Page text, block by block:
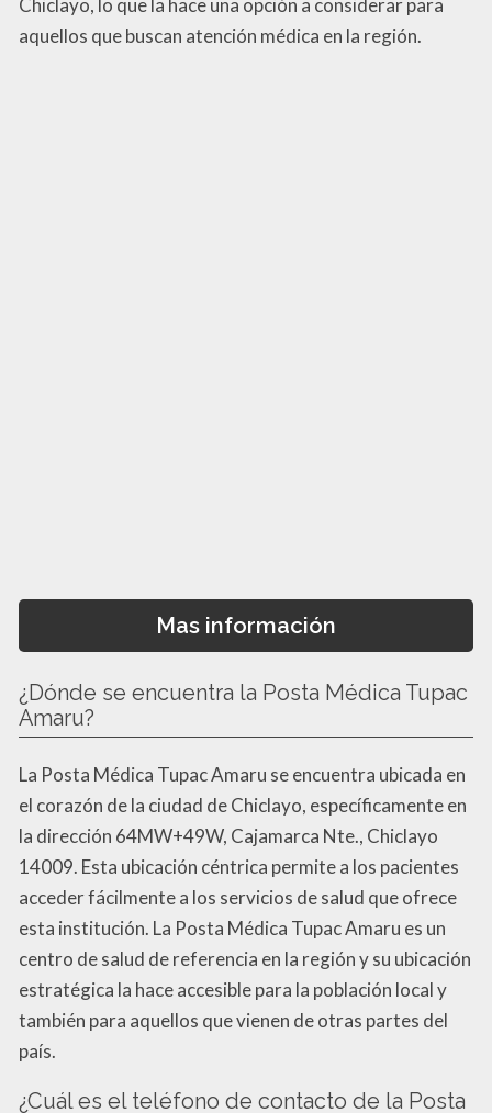
aquellos que buscan atención médica en la región.
Mas información
¿Dónde se encuentra la Posta Médica Tupac
Amaru?
La Posta Médica Tupac Amaru se encuentra ubicada en
el corazón de la ciudad de Chiclayo, específicamente en
la dirección 64MW+49W, Cajamarca Nte., Chiclayo
14009. Esta ubicación céntrica permite a los pacientes
acceder fácilmente a los servicios de salud que ofrece
esta institución. La Posta Médica Tupac Amaru es un
centro de salud de referencia en la región y su ubicación
estratégica la hace accesible para la población local y
también para aquellos que vienen de otras partes del
país.
¿Cuál es el teléfono de contacto de la Posta